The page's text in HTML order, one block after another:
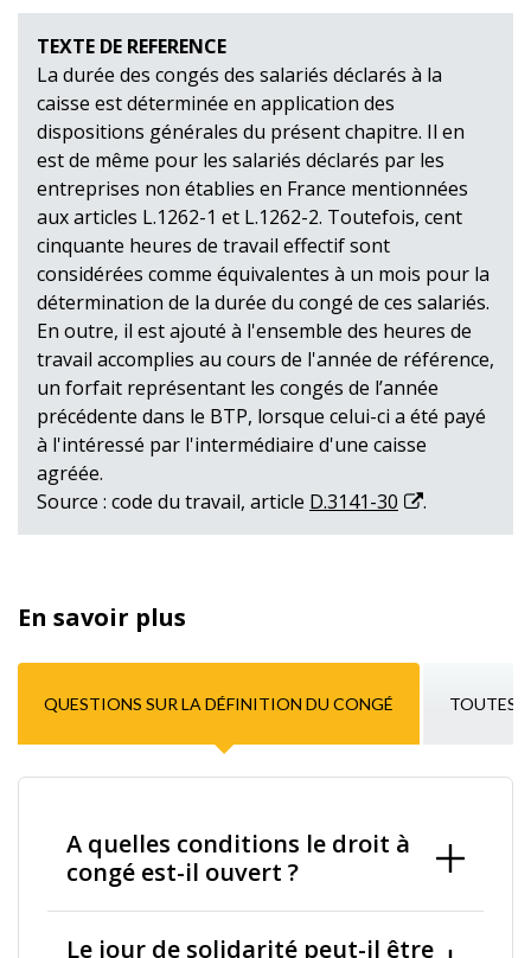
TEXTE DE REFERENCE
La durée des congés des salariés déclarés à la
caisse est déterminée en application des
dispositions générales du présent chapitre. Il en
est de même pour les salariés déclarés par les
entreprises non établies en France mentionnées
aux articles L.1262-1 et L.1262-2. Toutefois, cent
cinquante heures de travail effectif sont
considérées comme équivalentes à un mois pour la
détermination de la durée du congé de ces salariés.
En outre, il est ajouté à l'ensemble des heures de
travail accomplies au cours de l'année de référence,
un forfait représentant les congés de l’année
précédente dans le BTP, lorsque celui-ci a été payé
à l'intéressé par l'intermédiaire d'une caisse
agréée.
Source : code du travail, article D.3141-30 .
En savoir plus
QUESTIONS SUR LA DÉFINITION DU CONGÉ TOUTES
A quelles conditions le droit à
congé est-il ouvert ?
Le jour de solidarité peut-il être